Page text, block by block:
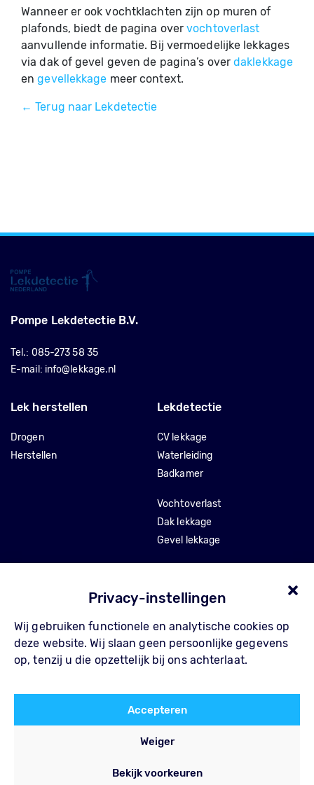
Privacy-instellingen
Wij gebruiken functionele en analytische cookies op
deze website. Wij slaan geen persoonlijke gegevens
op, tenzij u die opzettelijk bij ons achterlaat.
Accepteren
Weiger
Bekijk voorkeuren
Wanneer er ook vochtklachten zijn op muren of
plafonds, biedt de pagina overvochtoverlast
aanvullende informatie. Bij vermoedelijke lekkages
via dak of gevel geven de pagina’s overdaklekkage
engevellekkage meer context.
← Terug naar Lekdetectie
Pompe Lekdetectie B.V.
Tel.: 085-273 58 35
E-mail: info@lekkage.nl
Lekdetectie
CV lekkage
Waterleiding
Badkamer
Vochtoverlast
Dak lekkage
Gevel lekkage
Lek herstellen
Drogen
Herstellen
Over Pompe
Waarom Pompe
Referenties
Blog
Contact
FAQ
Algemene voorwaarden